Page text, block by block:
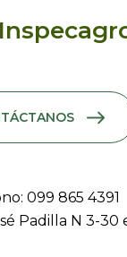
099 865 4391
Padilla N 3-